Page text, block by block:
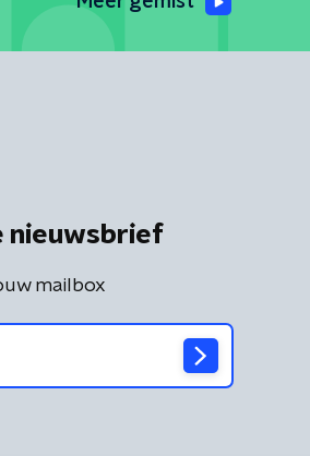
nieuwsbrief
mailbox